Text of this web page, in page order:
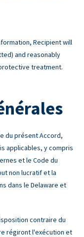
Recipient will
and reasonably
treatment.
du présent Accord,
applicables, y compris
et le Code du
non lucratif et la
dans le Delaware et
contraire du
régiront l'exécution et